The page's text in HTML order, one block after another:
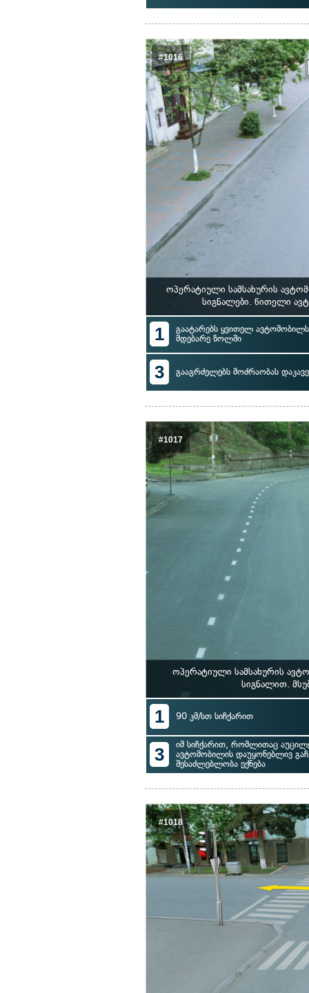
#1016
ოპერატიული სამსახურის
სიგნალები. წითელი
1
გაატარებს ყვითელ ავტომობილს
მდებარე ზოლში
3 გააგრძელებს მოძრაობას
#1017
ოპერატიული სამსახურის
სიგნალით.
1 90 კმ/სთ სიჩქარით
3
იმ სიჩქარით, რომლითაც
ავტომობილის დაუყონებლივ
შესაძლებლობა ექნება
#1018